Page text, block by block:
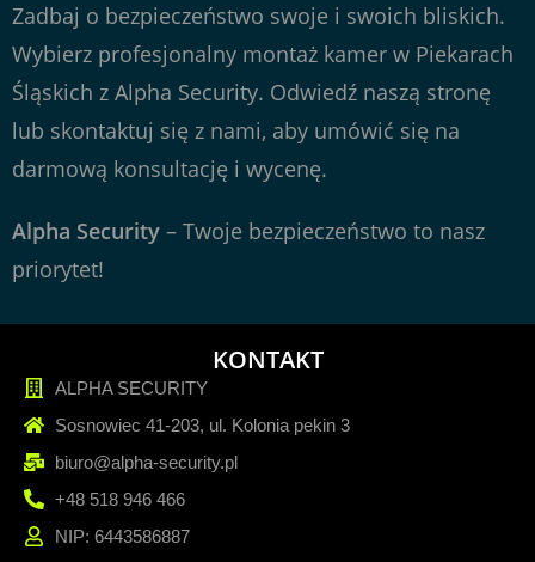
Zadbaj o bezpieczeństwo swoje i swoich bliskich.
Wybierz profesjonalny montaż kamer w Piekarach
Śląskich z Alpha Security. Odwiedź naszą stronę
lub skontaktuj się z nami, aby umówić się na
darmową konsultację i wycenę.
Alpha Security – Twoje bezpieczeństwo to nasz
priorytet!
KONTAKT
ALPHA SECURITY
Sosnowiec 41-203, ul. Kolonia pekin 3
biuro@alpha-security.pl
+48 518 946 466
NIP: 6443586887